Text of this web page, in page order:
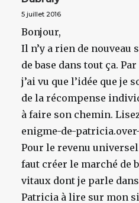
5 juillet 2016
Bonjour,
Il n’y a rien de nouveau
de base dans tout ça.
j’ai vu que l’idée que je
de la récompense
à faire son chemin.
enigme-de-
Pour le revenu
faut créer le marché de
vitaux dont je parle dans
Patricia à lire sur mon